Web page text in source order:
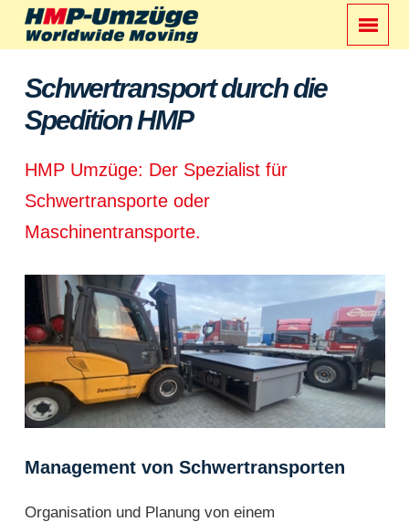
Schwertransport durch die
Spedition HMP
HMP Umzüge: Der Spezialist für
Schwertransporte oder
Maschinentransporte.
Management von Schwertransporten
Organisation und Planung von einem